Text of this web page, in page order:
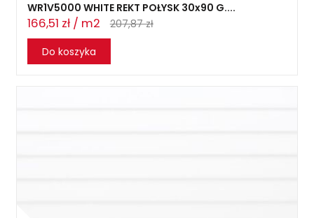
WR1V5000 WHITE REKT POŁYSK 30x90 G....
166,51 zł / m2
207,87 zł
Do koszyka